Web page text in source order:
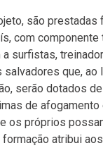
são prestadas
com componente
surfistas,
salvadores que, ao
serão dotados
de
os próprios
formação atribui